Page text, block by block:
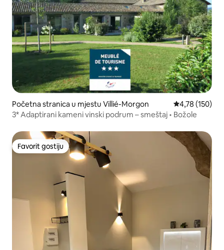
Početna stranica u mjestu Villié-Morgon prosječna
4,78 (150)
3* Adaptirani kameni vinski podrum – smeštaj • Božole
Favorit gostiju
Favorit gostiju